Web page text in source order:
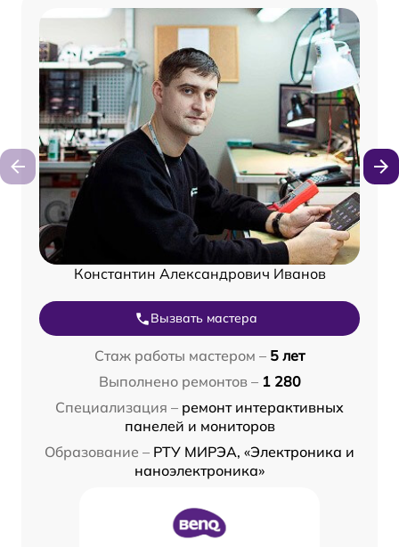
Константин Александрович Иванов
Вызвать мастера
Стаж работы мастером – 5 лет
Выполнено ремонтов – 1 280
Специализация – ремонт интерактивных
панелей и мониторов
Образование – РТУ МИРЭА, «Электроника и
наноэлектроника»